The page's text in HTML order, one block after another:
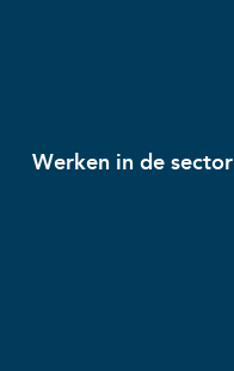
Werken in de sector